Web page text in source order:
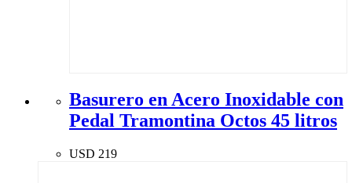
Basurero en Acero Inoxidable con
Pedal Tramontina Octos 45 litros
USD 219